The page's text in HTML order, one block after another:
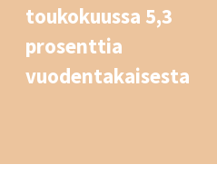
toukokuussa 5,3
prosenttia
vuodentakaisesta